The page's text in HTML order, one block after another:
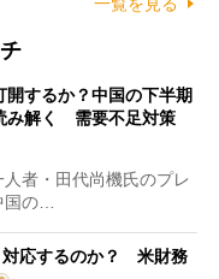
一覧を見る
するか？中国の下半期
み解く 需要不足対策
者・田代尚機氏のプレ
国の…
対応するのか？ 米財務